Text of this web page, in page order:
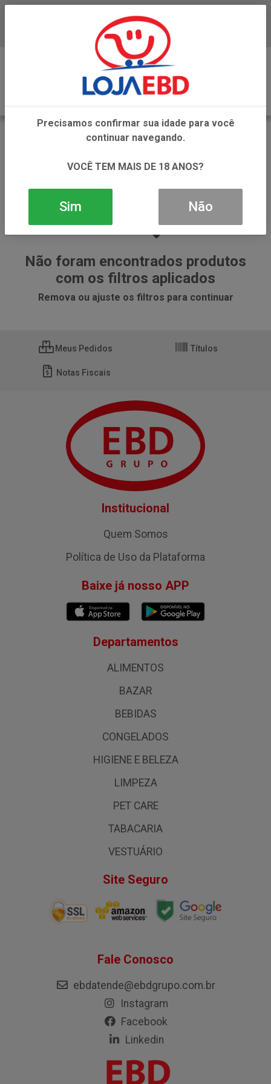
OLEO CORPORAL INFANTIL
OLEO CORPORAL INFANTIL
Não foram encontrados produtos
com os filtros aplicados
Remova ou ajuste os filtros para continuar
Meus Pedidos Títulos
Notas Fiscais
Institucional
Quem Somos
Política de Uso da Plataforma
Baixe já nosso APP
Departamentos
ALIMENTOS
BAZAR
BEBIDAS
CONGELADOS
HIGIENE E BELEZA
LIMPEZA
PET CARE
TABACARIA
VESTUÁRIO
Site Seguro
Fale Conosco
ebdatende@ebdgrupo.com.br
Instagram
Facebook
Linkedin
Precisamos confirmar sua idade para você
continuar navegando.
VOCÊ TEM MAIS DE 18 ANOS?
Sim Não